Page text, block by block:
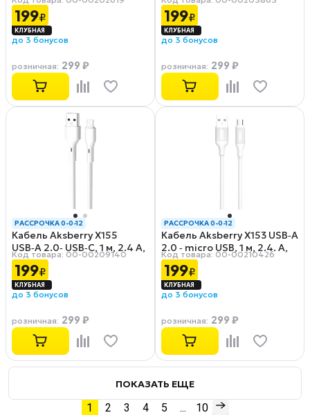
черный
199₽
до 3 бонусов
розничная: 299 ₽
(VX‑02c)
199₽
до 3 бонусов
розничная: 299 ₽
РАССРОЧКА 0-0-12
Кабель Aksberry X155
USB‑A 2.0‑ USB‑C, 1 м, 2.4 А,
белый
Код товара: 00-00209140
199₽
до 3 бонусов
розничная: 299 ₽
РАССРОЧКА 0-0-12
Кабель Aksberry X153 USB‑A
2.0 ‑ micro USB, 1 м, 2.4. А,
белый
Код товара: 00-00210426
199₽
до 3 бонусов
розничная: 299 ₽
ПОКАЗАТЬ ЕЩЕ
1 2 3 4 5 ... 10